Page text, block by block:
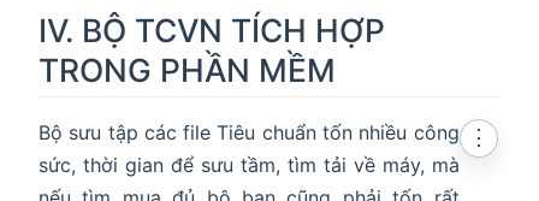
IV. BỘ TCVN TÍCH HỢP
TRONG PHẦN MỀM
Bộ sưu tập các file Tiêu chuẩn tốn nhiều công
sức, thời gian để sưu tầm, tìm tải về máy, mà
⋮